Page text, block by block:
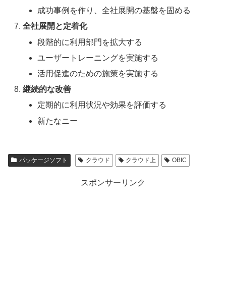
成功事例を作り、全社展開の基盤を固める
全社展開と定着化
段階的に利用部門を拡大する
ユーザートレーニングを実施する
活用促進のための施策を実施する
継続的な改善
定期的に利用状況や効果を評価する
新たなニー
パッケージソフト クラウド クラウド上 OBIC
スポンサーリンク